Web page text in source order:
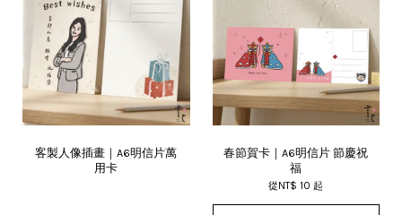
客製人像插畫｜A6明信片萬
用卡
春節賀卡｜A6明信片 節慶祝
福
從 NT$ 10起